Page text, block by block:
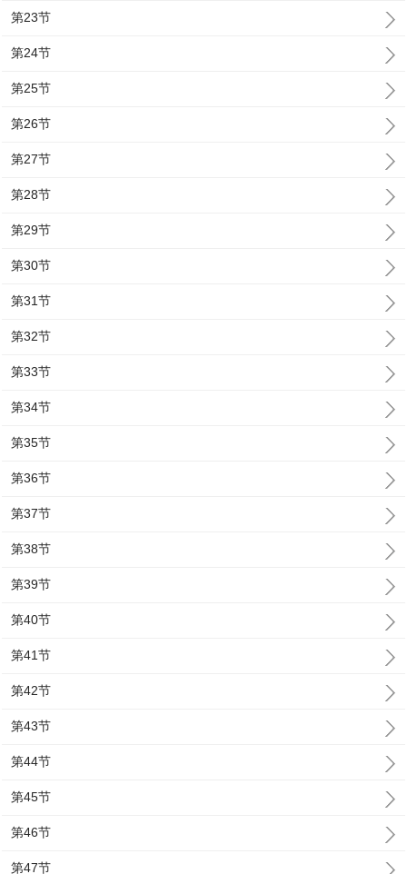
第23节
第24节
第25节
第26节
第27节
第28节
第29节
第30节
第31节
第32节
第33节
第34节
第35节
第36节
第37节
第38节
第39节
第40节
第41节
第42节
第43节
第44节
第45节
第46节
第47节